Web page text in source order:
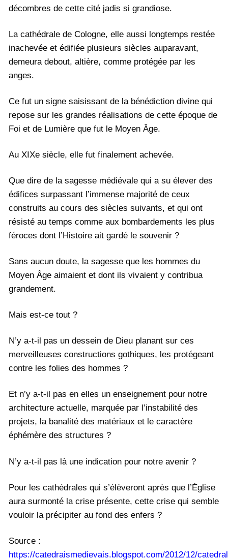
décombres de cette cité jadis si grandiose.
La cathédrale de Cologne, elle aussi longtemps restée
inachevée et édifiée plusieurs siècles auparavant,
demeura debout, altière, comme protégée par les
anges.
Ce fut un signe saisissant de la bénédiction divine qui
repose sur les grandes réalisations de cette époque de
Foi et de Lumière que fut le Moyen Âge.
Au XIXe siècle, elle fut finalement achevée.
Que dire de la sagesse médiévale qui a su élever des
édifices surpassant l’immense majorité de ceux
construits au cours des siècles suivants, et qui ont
résisté au temps comme aux bombardements les plus
féroces dont l’Histoire ait gardé le souvenir ?
Sans aucun doute, la sagesse que les hommes du
Moyen Âge aimaient et dont ils vivaient y contribua
grandement.
Mais est-ce tout ?
N’y a-t-il pas un dessein de Dieu planant sur ces
merveilleuses constructions gothiques, les protégeant
contre les folies des hommes ?
Et n’y a-t-il pas en elles un enseignement pour notre
architecture actuelle, marquée par l’instabilité des
projets, la banalité des matériaux et le caractère
éphémère des structures ?
N’y a-t-il pas là une indication pour notre avenir ?
Pour les cathédrales qui s’élèveront après que l’Église
aura surmonté la crise présente, cette crise qui semble
vouloir la précipiter au fond des enfers ?
Source :
https://catedraismedievais.blogspot.com/2012/12/